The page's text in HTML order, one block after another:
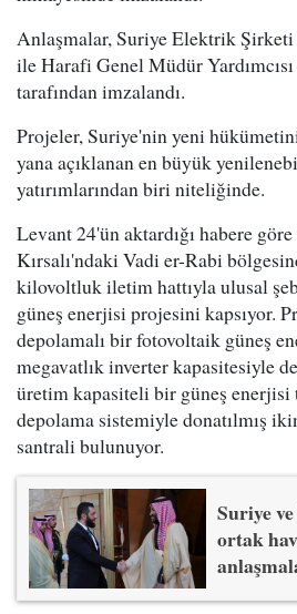
Anlaşmalar, Suriye Elektrik
ile Harafi Genel Müdür
tarafından imzalandı.
Projeler, Suriye'nin yeni
yana açıklanan en büyük
yatırımlarından biri niteliğinde.
Levant 24'ün aktardığı habere
Kırsalı'ndaki Vadi er-Rabi
kilovoltluk iletim hattıyla ulusal
güneş enerjisi projesini kapsıyor.
depolamalı bir fotovoltaik güneş
megavatlık inverter kapasitesiyle
üretim kapasiteli bir güneş enerjisi
depolama sistemiyle donatılmış
santrali bulunuyor.
Suriye
ortak